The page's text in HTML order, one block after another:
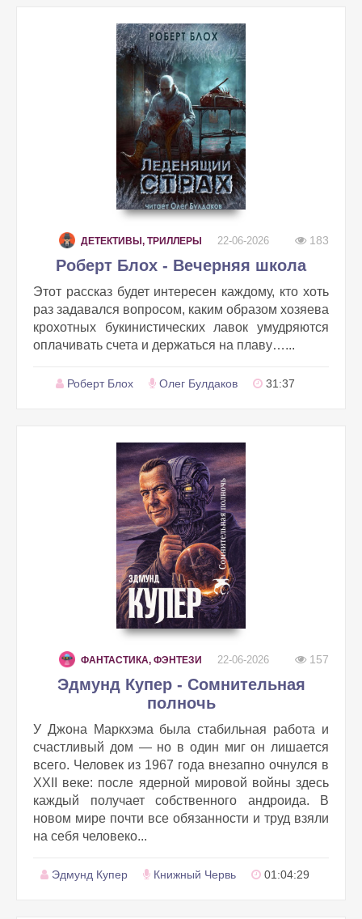
ДЕТЕКТИВЫ, ТРИЛЛЕРЫ 22-06-2026 183
Роберт Блох - Вечерняя школа
Этот рассказ будет интересен каждому, кто хоть
раз задавался вопросом, каким образом хозяева
крохотных букинистических лавок умудряются
оплачивать счета и держаться на плаву…...
Роберт Блох Олег Булдаков 31:37
ФАНТАСТИКА, ФЭНТЕЗИ 22-06-2026 157
Эдмунд Купер - Сомнительная
полночь
У Джона Маркхэма была стабильная работа и
счастливый дом — но в один миг он лишается
всего. Человек из 1967 года внезапно очнулся в
XXII веке: после ядерной мировой войны здесь
каждый получает собственного андроида. В
новом мире почти все обязанности и труд взяли
на себя человеко...
Эдмунд Купер Книжный Червь 01:04:29